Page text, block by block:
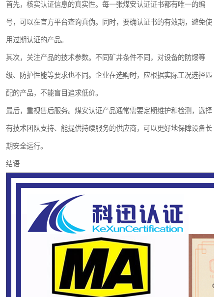
首先，核实认证信息的真实性。每一张煤安认证证书都有唯一的编
号，可以在官方平台查询真伪。同时，要确认证书的有效期，避免使
用过期认证的产品。
其次，关注产品的技术参数。不同矿井条件不同，对设备的防爆等
级、防护性能等要求也不同。企业在选购时，应根据实际工况选择匹
配的产品，不能盲目追求低价。
最后，重视售后服务。煤安认证产品通常需要定期维护和检测，选择
有技术团队支持、能提供持续服务的供应商，可以更好地保障设备长
期安全运行。
结语